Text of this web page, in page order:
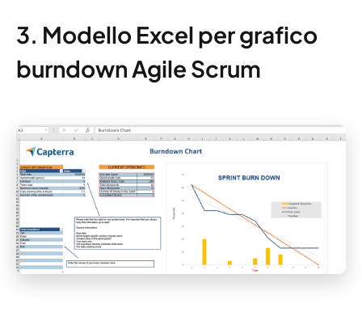
3. Modello Excel per grafico
burndown Agile Scrum